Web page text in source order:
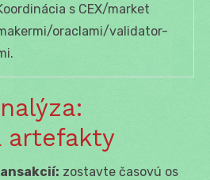
s CEX/market
oraclami/validator-
artefakty
zostavte časovú os